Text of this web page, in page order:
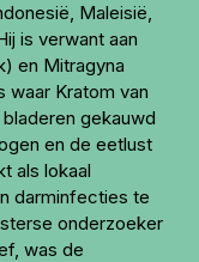
Maleisië,
is verwant aan
en Mitragyna
waar Kratom van
gekauwd
en de eetlust
als lokaal
darminfecties te
onderzoeker
was de